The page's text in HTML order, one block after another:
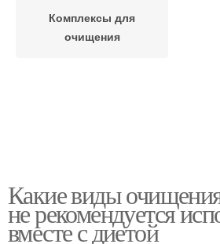
Комплексы для
очищения
Какие виды
не рекомендуется
вместе с диетой